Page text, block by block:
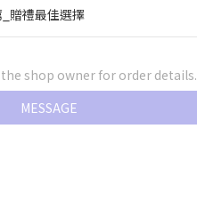
贈禮最佳選擇
shop owner for order details.
MESSAGE